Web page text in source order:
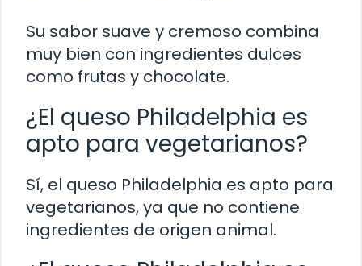
Su sabor suave y cremoso combina
muy bien con ingredientes dulces
como frutas y chocolate.
¿El queso Philadelphia es
apto para vegetarianos?
Sí, el queso Philadelphia es apto para
vegetarianos, ya que no contiene
ingredientes de origen animal.